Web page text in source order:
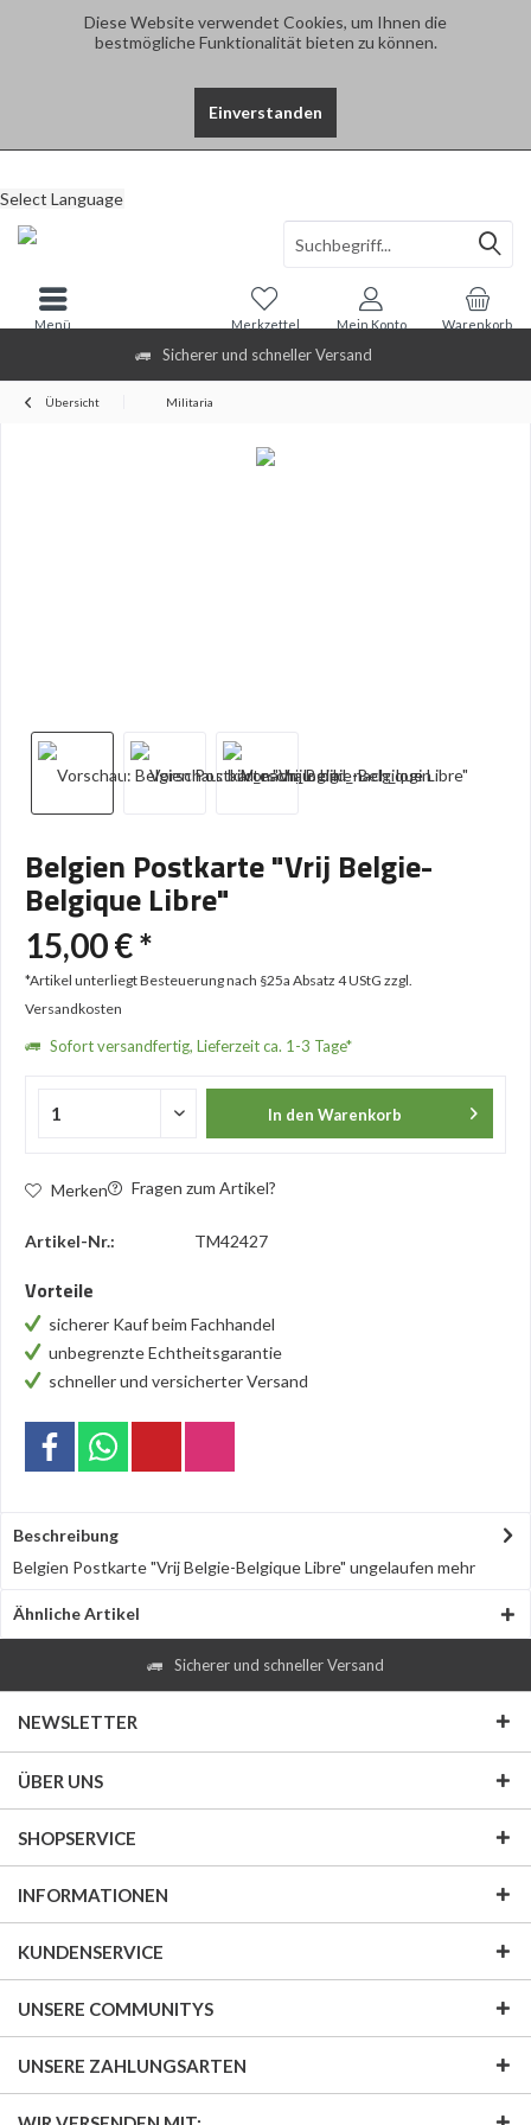
Diese Website verwendet Cookies, um Ihnen die
bestmögliche Funktionalität bieten zu können.
Einverstanden
Sicherer und schneller Versand
Select Language
Warenkorb
Merkzettel Mein Konto
Menü
Übersicht Militaria
Belgien Postkarte "Vrij Belgie-
Belgique Libre"
15,00 € *
*Artikel unterliegt Besteuerung nach §25a Absatz 4 UStG zzgl.
Versandkosten
Sofort versandfertig, Lieferzeit ca. 1-3 Tage*
In den Warenkorb
Merken Fragen zum Artikel?
Artikel-Nr.: TM42427
Vorteile
sicherer Kauf beim Fachhandel
unbegrenzte Echtheitsgarantie
schneller und versicherter Versand
Beschreibung
Belgien Postkarte "Vrij Belgie-Belgique Libre" ungelaufen mehr
Ähnliche Artikel
Sicherer und schneller Versand
NEWSLETTER
ÜBER UNS
SHOPSERVICE
INFORMATIONEN
KUNDENSERVICE
UNSERE COMMUNITYS
UNSERE ZAHLUNGSARTEN